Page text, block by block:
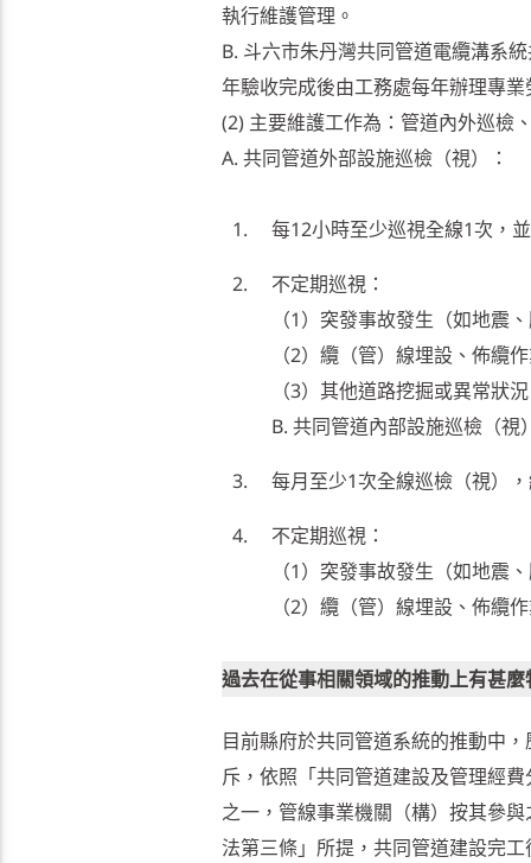
執行維護管理。
B. 斗六市朱丹灣共同管道電纜溝系
年驗收完成後由工務處每年辦理專業
(2) 主要維護工作為：管道內外巡檢
A. 共同管道外部設施巡檢（視）：
每12小時至少巡視全線1次，
不定期巡視：
（1）突發事故發生（如地震
（2）纜（管）線埋設、佈纜
（3）其他道路挖掘或異常狀況
B. 共同管道內部設施巡檢（視
每月至少1次全線巡檢（視）
不定期巡視：
（1）突發事故發生（如地震
（2）纜（管）線埋設、佈纜
過去在從事相關領域的推動上有甚
目前縣府於共同管道系統的推動中
斥，依照「共同管道建設及管理經
之一，管線事業機關（構）按其參
法第三條」所提，共同管道建設完